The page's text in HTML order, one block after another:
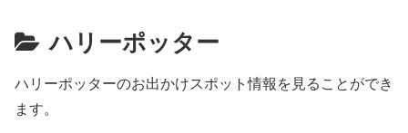
ハリーポッター
ハリーポッターのお出かけスポット情報を見ることができ
ます。